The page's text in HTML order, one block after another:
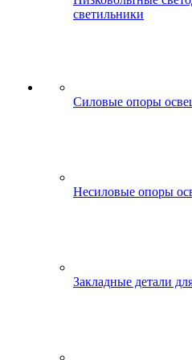
светильники
Силовые опоры
Несиловые опоры
Закладные детали